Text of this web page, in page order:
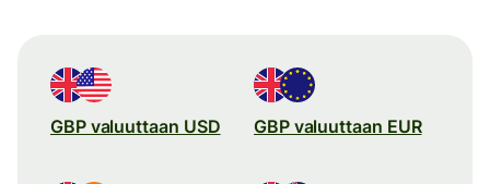
GBP valuuttaan USD GBP valuuttaan EUR